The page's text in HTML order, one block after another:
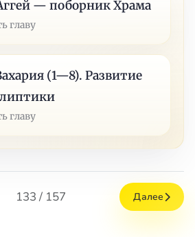
— поборник Храма
главу
(1—8). Развитие
главу
133 / 157 Далее